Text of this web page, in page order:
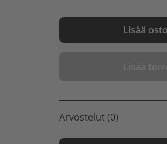
Lisää
Lisää
Arvostelut (0)